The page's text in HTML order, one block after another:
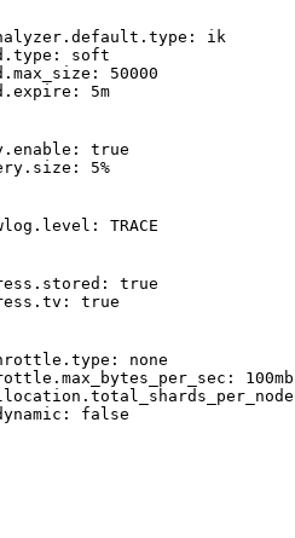
ik
soft
50000
5m
true
5%
TRACE
true
true
none
100mb
false